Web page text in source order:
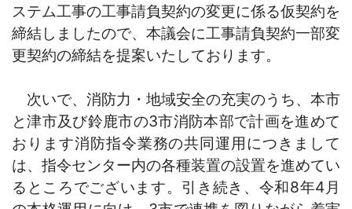
ステム工事の工事請負契約の変更に係る仮契約を
締結しましたので、本議会に工事請負契約一部変
更契約の締結を提案いたしております。
次いで、消防力・地域安全の充実のうち、本市
と津市及び鈴鹿市の3市消防本部で計画を進めて
おります消防指令業務の共同運用につきまして
は、指令センター内の各種装置の設置を進めてい
るところでございます。引き続き、令和8年4月